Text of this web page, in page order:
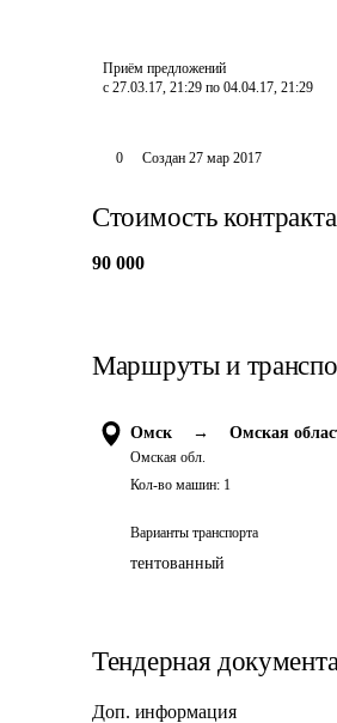
Приём предложений
с 27.03.17, 21:29 по 04.04.17, 21:29
0 Создан 27 мар 2017
Стоимость контракта
90 000
Маршруты и
Омск →
Омская обл.
Омская
Кол-во машин: 1
Варианты транспорта
тентованный
Тендерная
Доп. информация